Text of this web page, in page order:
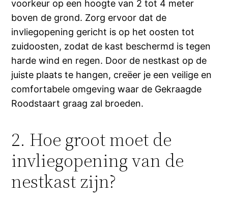
voorkeur op een hoogte van 2 tot 4 meter
boven de grond. Zorg ervoor dat de
invliegopening gericht is op het oosten tot
zuidoosten, zodat de kast beschermd is tegen
harde wind en regen. Door de nestkast op de
juiste plaats te hangen, creëer je een veilige en
comfortabele omgeving waar de Gekraagde
Roodstaart graag zal broeden.
2. Hoe groot moet de
invliegopening van de
nestkast zijn?